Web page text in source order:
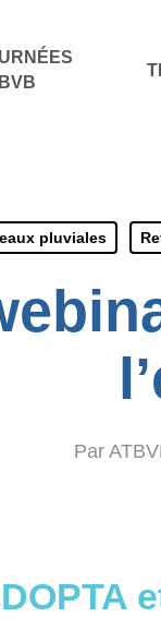
pluviales
Par